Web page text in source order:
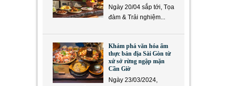
Ngày 20/04 sắp tới, Tọa
đàm & Trải nghiệm...
Khám phá văn hóa ẩm
thực bản địa Sài Gòn từ
xứ sở rừng ngập mặn
Cần Giờ
Ngày 23/03/2024,